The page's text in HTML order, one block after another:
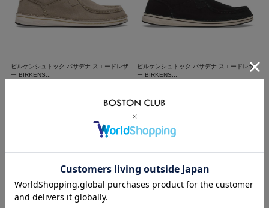
ビルケンシュトック パサデナ スエードレザ
ー BIRKENS...
ビルケンシュトック パサデナ スエードレザ
ー BIRKENS...